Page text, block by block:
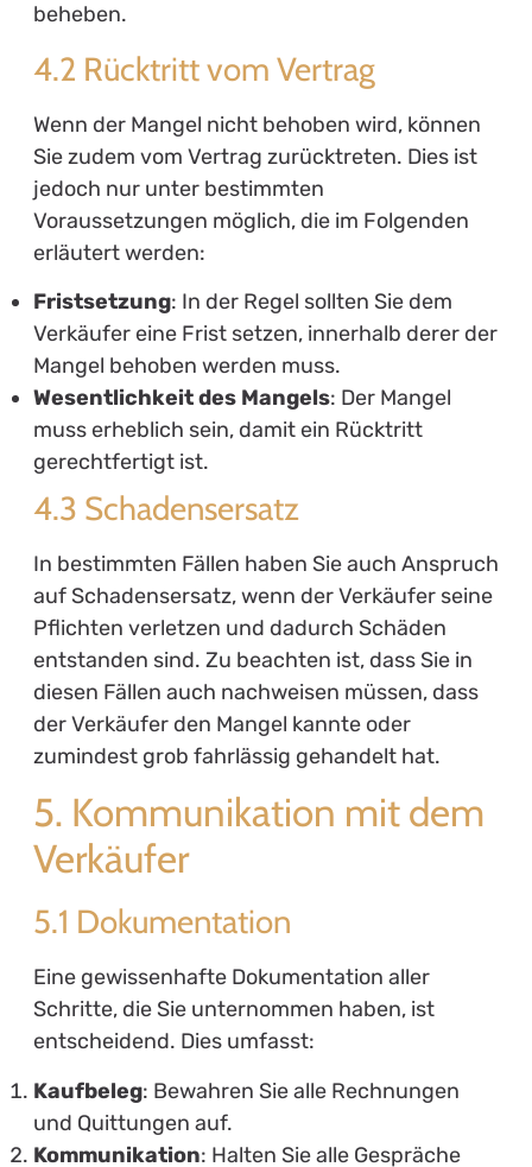
beheben.
4.2 Rücktritt vom Vertrag
Wenn der Mangel nicht behoben wird, können
Sie zudem vom Vertrag zurücktreten. Dies ist
jedoch nur unter bestimmten
Voraussetzungen möglich, die im Folgenden
erläutert werden:
Fristsetzung: In der Regel sollten Sie dem
Verkäufer eine Frist setzen, innerhalb derer der
Mangel behoben werden muss.
Wesentlichkeit des Mangels: Der Mangel
muss erheblich sein, damit ein Rücktritt
gerechtfertigt ist.
4.3 Schadensersatz
In bestimmten Fällen haben Sie auch Anspruch
auf Schadensersatz, wenn der Verkäufer seine
Pflichten verletzen und dadurch Schäden
entstanden sind. Zu beachten ist, dass Sie in
diesen Fällen auch nachweisen müssen, dass
der Verkäufer den Mangel kannte oder
zumindest grob fahrlässig gehandelt hat.
5. Kommunikation mit dem
Verkäufer
5.1 Dokumentation
Eine gewissenhafte Dokumentation aller
Schritte, die Sie unternommen haben, ist
entscheidend. Dies umfasst:
Kaufbeleg: Bewahren Sie alle Rechnungen
und Quittungen auf.
Kommunikation: Halten Sie alle Gespräche